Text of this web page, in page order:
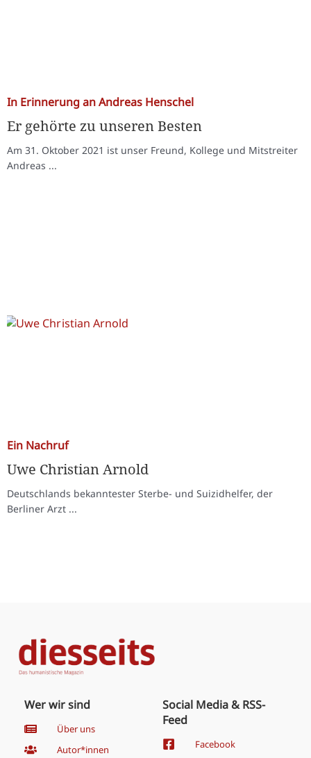
In Erinnerung an Andreas Henschel
Er gehörte zu unseren Besten
Am 31. Oktober 2021 ist unser Freund, Kollege und Mitstreiter
Andreas ...
Ein Nachruf
Uwe Christian Arnold
Deutschlands bekanntester Sterbe- und Suizidhelfer, der
Berliner Arzt ...
Wer wir sind
Über uns
Autor*innen
Social Media & RSS-
Feed
Facebook